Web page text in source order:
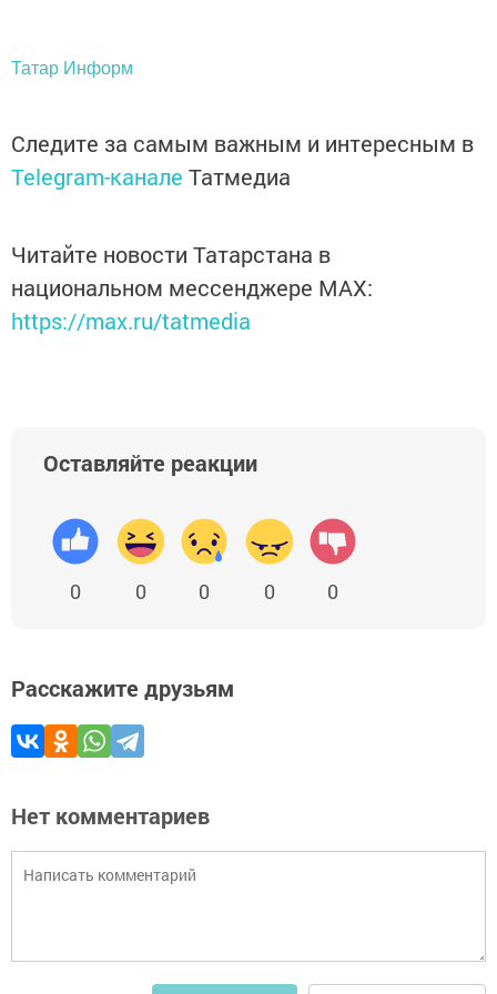
Татар Информ
Следите за самым важным и интересным в
Telegram-канале Татмедиа
Читайте новости Татарстана в
национальном мессенджере MАХ:
https://max.ru/tatmedia
Оставляйте реакции
0 0 0 0 0
Расскажите друзьям
Нет комментариев